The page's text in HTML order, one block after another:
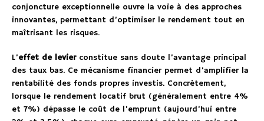
conjoncture exceptionnelle ouvre la voie à des approches
innovantes, permettant d’optimiser le rendement tout en
maîtrisant les risques.
L’effet de levierconstitue sans doute l’avantage principal
des taux bas. Ce mécanisme financier permet d’amplifier la
rentabilité des fonds propres investis. Concrètement,
lorsque le rendement locatif brut (généralement entre 4%
et 7%) dépasse le coût de l’emprunt (aujourd’hui entre